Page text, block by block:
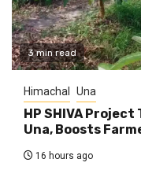
3 min read
Himachal Una
HP SHIVA
Una, Boosts
16 hours ago